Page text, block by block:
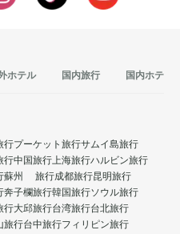
ホテル 国内旅行 国内ホテル
行プーケット旅行サムイ島旅行
行中国旅行上海旅行ハルビン旅行
蘇州 旅行成都旅行昆明旅行
奔子欄旅行韓国旅行ソウル旅行
行大邱旅行台湾旅行台北旅行
旅行台中旅行フィリピン旅行